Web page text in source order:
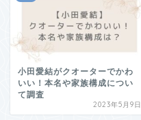
小田愛結がクオーターでかわ
いい！本名や家族構成につい
て調査
2023年5月9日